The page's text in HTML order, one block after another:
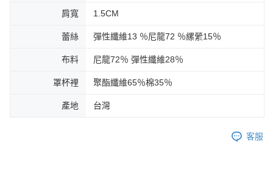
肩寬 1.5CM
蕾絲 彈性纖維13 ％尼龍72 ％縲縈15％
布料 尼龍72％ 彈性纖維28％
罩杯裡 聚酯纖維65％棉35％
產地 台灣
客服